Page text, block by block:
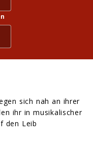
sich nah an ihrer
ihr in musikalischer
den Leib